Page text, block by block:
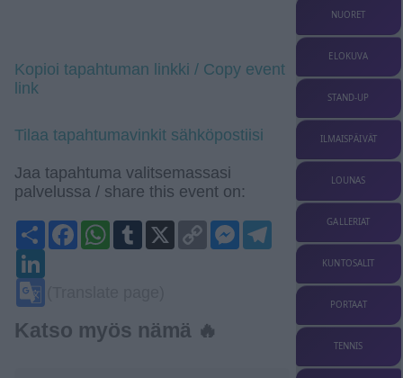
Kopioi tapahtuman linkki / Copy event
link
Tilaa tapahtumavinkit sähköpostiisi
Jaa tapahtuma valitsemassasi
palvelussa / share this event on:
ShareFacebookWhatsApp
Tumblr
X
Copy
Link
MessengerTelegram
Katso myös nämä 🔥
NUORET
ELOKUVA
STAND-UP
ILMAISPÄIVÄT
LOUNAS
GALLERIAT
KUNTOSALIT
PORTAAT
TENNIS